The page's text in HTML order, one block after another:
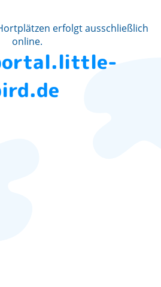
erfolgt ausschließlich
online.